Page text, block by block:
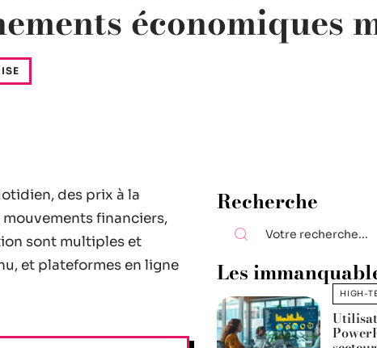
économiques
des prix à la
financiers,
sont multiples et
et plateformes en ligne
Recherche
Les
HIGH-